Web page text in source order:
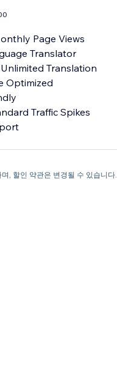
Page Views
Translator
Translation
Optimized
Traffic Spikes
, 할인 약관은 변경될 수 있습니다.